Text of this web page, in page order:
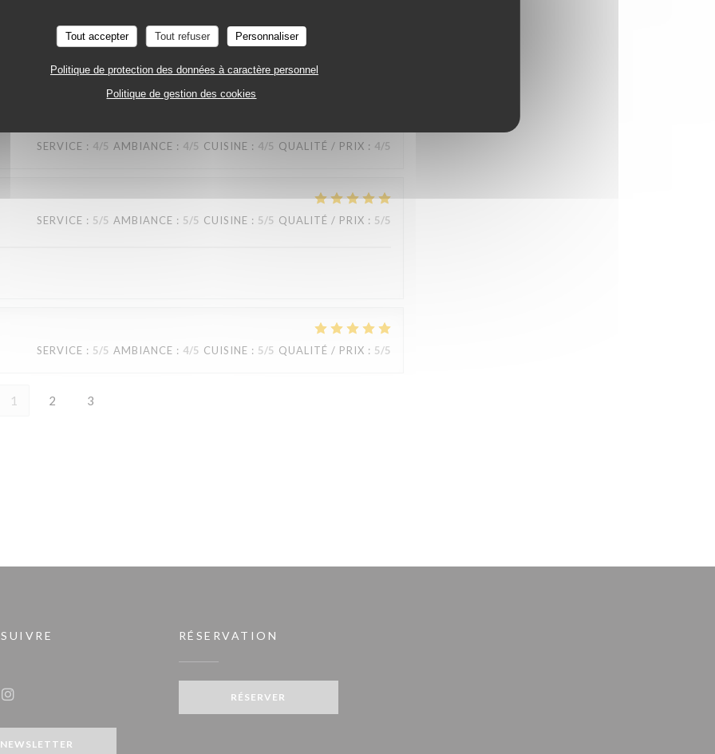
Tout accepter Tout refuser Personnaliser
Politique de protection des données à caractère personnel
Politique de gestion des cookies
SERVICE: 5/5 AMBIANCE: 5/5 CUISINE: 5/5 QUALITÉ / PRIX
SERVICE : 4/5 AMBIANCE : 4/5 CUISINE : 4/5 QUALITÉ / PRIX : 4/5
SERVICE : 5/5 AMBIANCE : 5/5 CUISINE : 5/5 QUALITÉ / PRIX : 5/5
SERVICE : 5/5 AMBIANCE : 4/5 CUISINE : 5/5 QUALITÉ / PRIX : 5/5
1 2 3
NEWSLETTER
RÉSERVATION
RÉSERVER